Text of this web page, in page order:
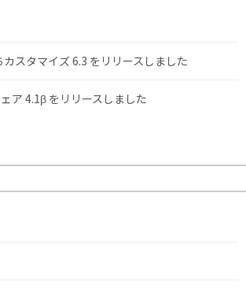
スタマイズ 6.3 をリリースしました
ア 4.1β をリリースしました